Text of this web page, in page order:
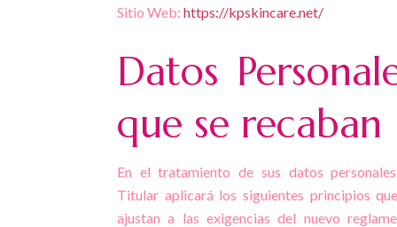
Sitio Web: https://kpskincare.net/
Datos
que se recaban
En el tratamiento de sus datos
Titular aplicará los siguientes principios
ajustan a las exigencias del nuevo